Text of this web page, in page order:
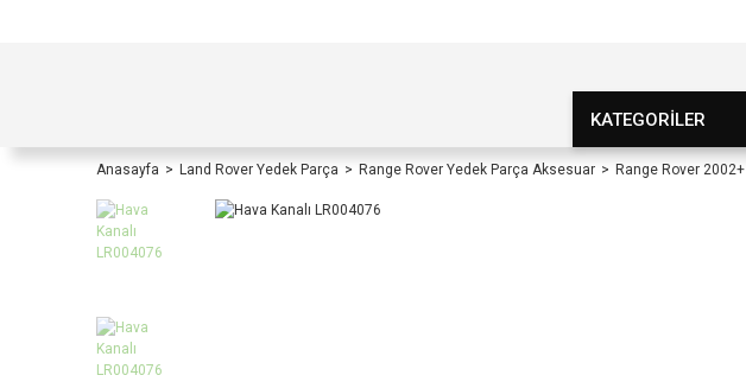
KATEGORİLER
Anasayfa Land Rover Yedek Parça Range Rover Yedek Parça Aksesuar Range Rover 2002+